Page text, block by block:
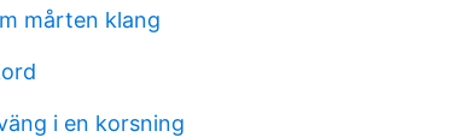
mårten klang
i en korsning